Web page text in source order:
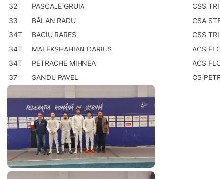
32
PASCALE GRUIA
CSS
33
BĂLAN RADU
CSA
34T
BACIU RARES
CSS
34T
MALEKSHAHIAN DARIUS
ACS
34T
PETRACHE MIHNEA
ACS
37
SANDU PAVEL CS